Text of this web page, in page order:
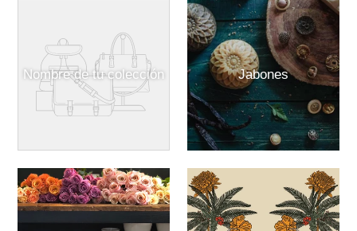
Nombre de tu colección Jabones